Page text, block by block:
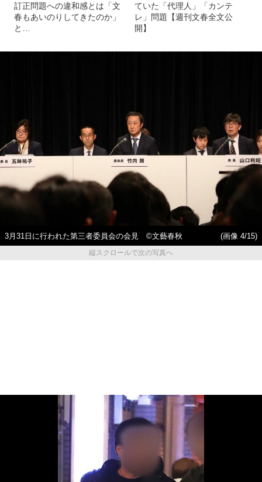
訂正問題への違和感とは「文
春もあいのりしてきたのか」
と…
ていた「代理人」「カンテ
レ」問題【週刊文春全文公
開】
3月31日に行われた第三者委員会の会見 ©文藝春秋
(画像 4/15)
縦スクロールで次の写真へ